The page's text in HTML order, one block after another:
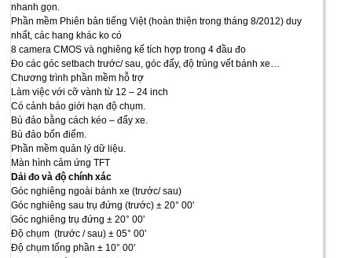
nhanh gọn.
Phần mềm Phiên bản tiếng Việt (hoàn thiện trong tháng 8/2012) duy
nhất, các hang khác ko có
8 camera CMOS và nghiêng kế tích hợp trong 4 đầu đo
Đo các góc setbach trước/ sau, góc đẩy, độ trùng vết bánh xe…
Chương trình phần mềm hỗ trợ
Làm việc với cỡ vành từ 12 – 24 inch
Có cảnh báo giới hạn độ chụm.
Bù đảo bằng cách kéo – đẩy xe.
Bù đảo bốn điểm.
Phần mềm quản lý dữ liệu.
Màn hình cảm ứng TFT
Dải đo và độ chính xác
Góc nghiêng ngoài bánh xe (trước/ sau)
Góc nghiêng sau trụ đứng (trước) ± 20° 00'
Góc nghiêng trụ đứng ± 20° 00'
Độ chụm (trước / sau) ± 05° 00'
Độ chụm tổng phần ± 10° 00'